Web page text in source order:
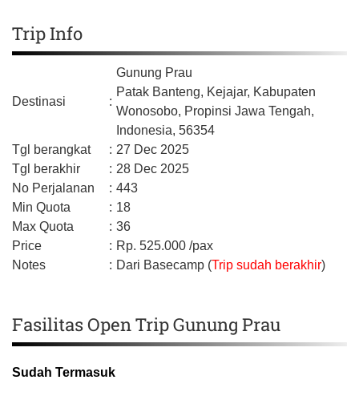
Trip Info
Destinasi :
Gunung Prau
Patak Banteng, Kejajar, Kabupaten
Wonosobo, Propinsi Jawa Tengah,
Indonesia, 56354
Tgl berangkat
: 27 Dec 2025
Tgl berakhir
: 28 Dec 2025
No Perjalanan
: 443
Min Quota
: 18
Max Quota
: 36
Price
: Rp. 525.000 /pax
Notes
: Dari Basecamp (Trip sudah berakhir)
Fasilitas Open Trip Gunung Prau
Sudah Termasuk